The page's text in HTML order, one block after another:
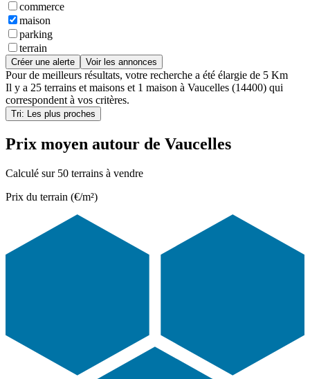
commerce
maison
parking
terrain
Créer une alerte Voir les annonces
Pour de meilleurs résultats, votre recherche a été élargie de 5 Km
Il y a 25 terrains et maisons et 1 maison à Vaucelles (14400) qui
correspondent à vos critères.
Tri: Les plus proches
Prix moyen autour de Vaucelles
Calculé sur 50 terrains à vendre
Prix du terrain (€/m²)